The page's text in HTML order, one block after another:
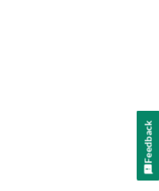
Feedback